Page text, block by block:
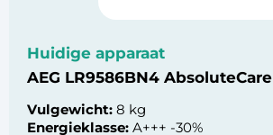
Huidige apparaat
AEG LR9586BN4 AbsoluteCare
Vulgewicht: 8 kg
Energieklasse: A+++ -30%